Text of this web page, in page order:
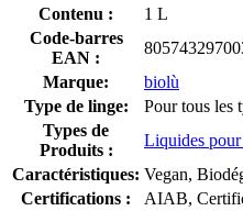
Contenu :
1 L
Code-barres
EAN :
Marque:
biolù
Type de linge:
Pour tous les
Types de
Produits :
Liquides
Caractéristiques: Vegan,
Certifications :
AIAB,